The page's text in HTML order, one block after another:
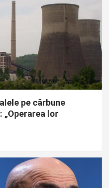
pe cărbune
lor